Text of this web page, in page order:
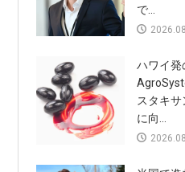
で...
ハワイ発
スタキ
に向...